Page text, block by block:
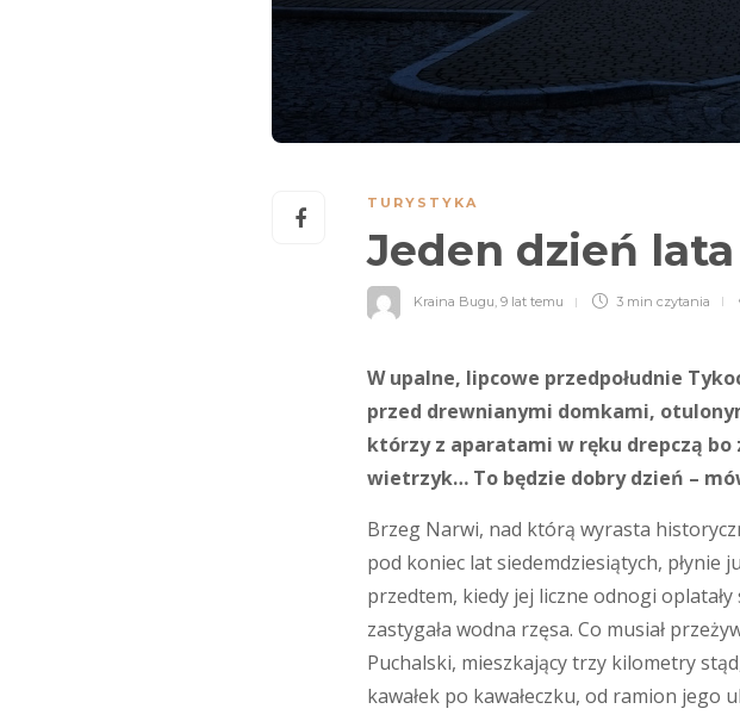
TURYSTYKA
Jeden dzień
Kraina Bugu, 9 lat temu 3 min czytania
W upalne, lipcowe przedpołudnie
przed drewnianymi domkami,
którzy z aparatami w ręku drepczą
wietrzyk… To będzie dobry dzień –
Brzeg Narwi, nad którą wyrasta
pod koniec lat siedemdziesiątych, płynie
przedtem, kiedy jej liczne odnogi
zastygała wodna rzęsa. Co musiał
Puchalski, mieszkający trzy kilometry
kawałek po kawałeczku, od ramion jego